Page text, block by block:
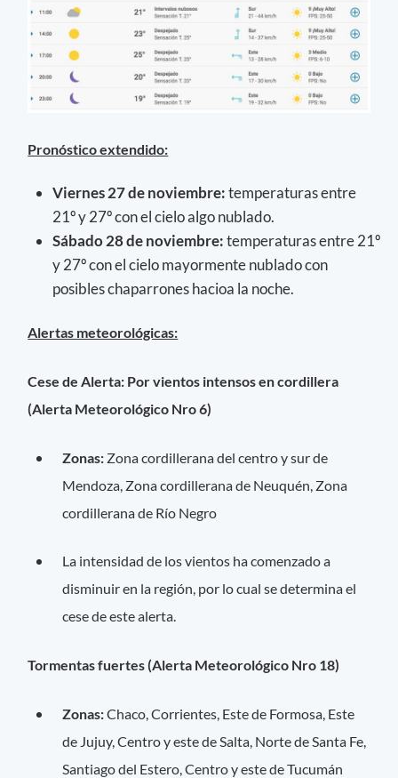
Pronóstico extendido:
Viernes 27 de noviembre:temperaturas entre
21º y 27º con el cielo algo nublado.
Sábado 28 de noviembre:temperaturas entre 21º
y 27º con el cielo mayormente nublado con
posibles chaparrones hacioa la noche.
Alertas meteorológicas:
Cese de Alerta: Por vientos intensos en cordillera
(Alerta Meteorológico Nro 6)
Zonas: Zona cordillerana del centro y sur de
Mendoza, Zona cordillerana de Neuquén, Zona
cordillerana de Río Negro
La intensidad de los vientos ha comenzado a
disminuir en la región, por lo cual se determina el
cese de este alerta.
Tormentas fuertes (Alerta Meteorológico Nro 18)
Zonas:Chaco, Corrientes, Este de Formosa, Este
de Jujuy, Centro y este de Salta, Norte de Santa Fe,
Santiago del Estero, Centro y este de Tucumán